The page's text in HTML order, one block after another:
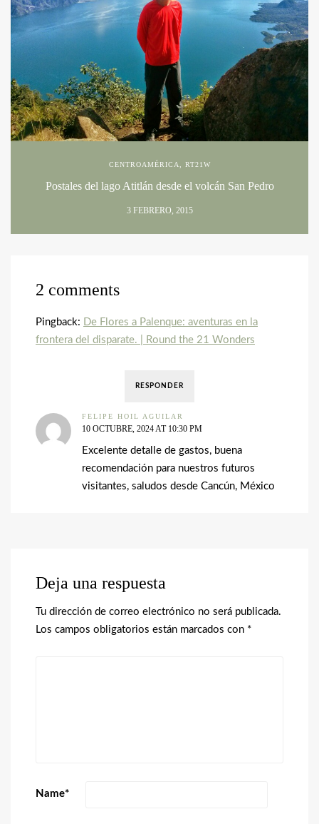
CENTROAMÉRICA RT21W
Postales del lago Atitlán desde el volcán San Pedro
3 FEBRERO, 2015
2 comments
Pingback: De Flores a Palenque: aventuras en la
frontera del disparate. | Round the 21 Wonders
RESPONDER
FELIPE HOIL AGUILAR
10 OCTUBRE, 2024 AT 10:30 PM
Excelente detalle de gastos, buena
recomendación para nuestros futuros
visitantes, saludos desde Cancún, México
Deja una respuesta
Tu dirección de correo electrónico no será publicada.
Los campos obligatorios están marcados con *
Name*